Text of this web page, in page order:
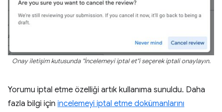
Onay iletişim kutusunda "İncelemeyi iptal et"i seçerek iptali onaylayın.
Yorumu iptal etme özelliği artık kullanıma sunuldu. Daha
fazla bilgi için incelemeyi iptal etme dokümanlarını